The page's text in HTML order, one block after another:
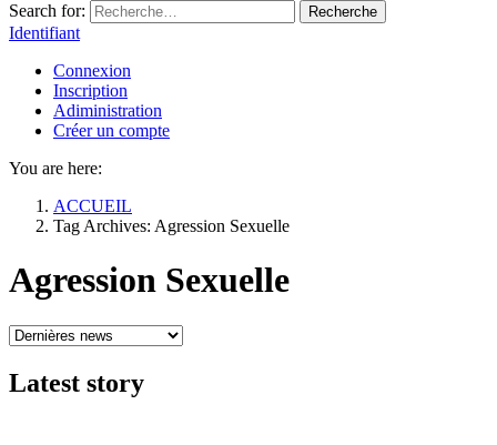
Search for:
Recherche
Identifiant
Connexion
Inscription
Adiministration
Créer un compte
You are here:
ACCUEIL
Tag Archives: Agression Sexuelle
Agression Sexuelle
Latest story